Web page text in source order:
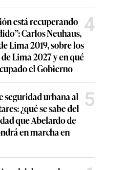
está recuperando
Carlos Neuhaus,
Lima 2019, sobre los
Lima 2027 y en qué
el Gobierno
4
seguridad urbana al
¿qué se sabe del
que Abelardo de
en marcha en
5